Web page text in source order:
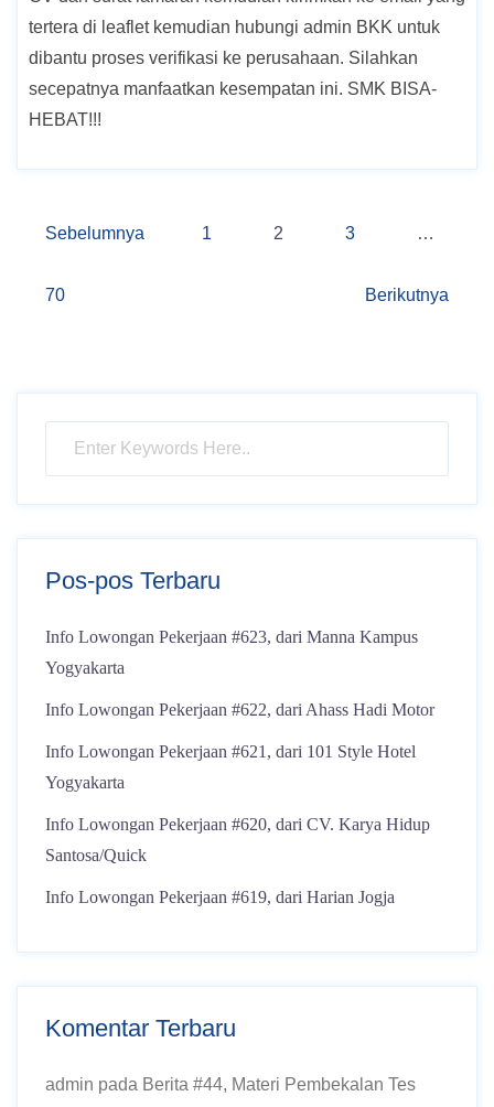
tertera di leaflet kemudian hubungi admin BKK untuk
dibantu proses verifikasi ke perusahaan. Silahkan
secepatnya manfaatkan kesempatan ini. SMK BISA-
HEBAT!!!
Navigasi
pos
Sebelumnya 1 2 3 …
70 Berikutnya
Pos-pos Terbaru
Info Lowongan Pekerjaan #623, dari Manna Kampus
Yogyakarta
Info Lowongan Pekerjaan #622, dari Ahass Hadi Motor
Info Lowongan Pekerjaan #621, dari 101 Style Hotel
Yogyakarta
Info Lowongan Pekerjaan #620, dari CV. Karya Hidup
Santosa/Quick
Info Lowongan Pekerjaan #619, dari Harian Jogja
Komentar Terbaru
admin pada Berita #44, Materi Pembekalan Tes